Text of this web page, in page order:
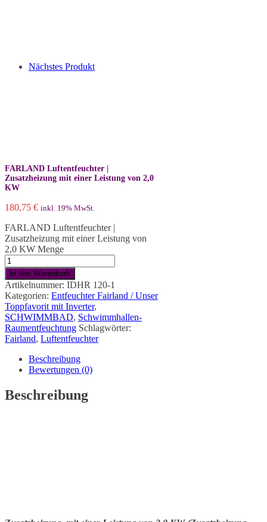
Nächstes Produkt
FARLAND Luftentfeuchter |
Zusatzheizung mit einer Leistung von 2,0
KW
180,75 € inkl. 19% MwSt.
FARLAND Luftentfeuchter |
Zusatzheizung mit einer Leistung von
2,0 KW Menge
In den Warenkorb
Artikelnummer: IDHR 120-1
Kategorien: Entfeuchter Fairland / Unser
Toppfavorit mit Inverter,
SCHWIMMBAD, Schwimmhallen-
Raumentfeuchtung Schlagwörter:
Fairland, Luftentfeuchter
Beschreibung
Bewertungen (0)
Beschreibung